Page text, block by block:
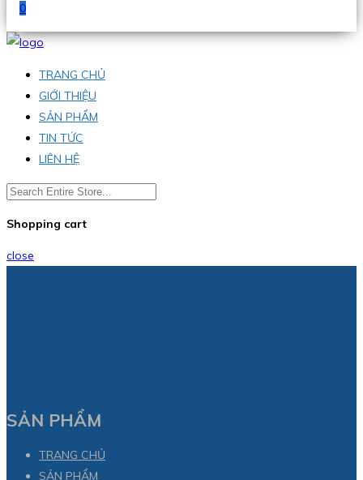
0
TRANG CHỦ
GIỚI THIỆU
SẢN PHẨM
TIN TỨC
LIÊN HỆ
Shopping cart
close
SẢN PHẨM
TRANG CHỦ
SẢN PHẨM